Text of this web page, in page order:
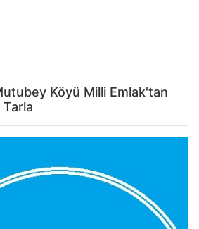
Köyü Milli Emlak'tan
Tarla